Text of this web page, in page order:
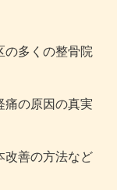
の多くの整骨院
痛の原因の真実
改善の方法など